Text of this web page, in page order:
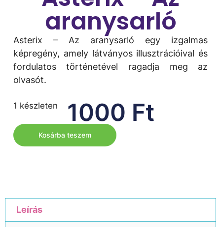
aranysarló
Asterix – Az aranysarló egy izgalmas
képregény, amely látványos illusztrációival és
fordulatos történetével ragadja meg az
olvasót.
1000 Ft
1 készleten
Kosárba teszem
Leírás